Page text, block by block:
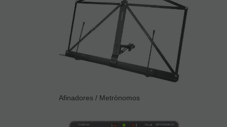
Afinadores / Metrónomos